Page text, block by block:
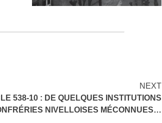
NEXT
538-10 : DE QUELQUES INSTITUTIONS
NIVELLOISES MÉCONNUES…